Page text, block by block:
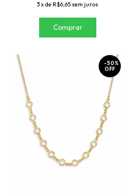
3xde R$6,65 sem juros
-50%
OFF